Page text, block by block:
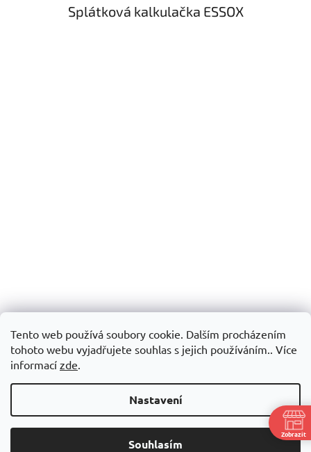
Tento web používá soubory cookie. Dalším procházením
tohoto webu vyjadřujete souhlas s jejich používáním.. Více
informací zde.
Nastavení
Souhlasím
Splátková kalkulačka ESSOX
Zobrazit